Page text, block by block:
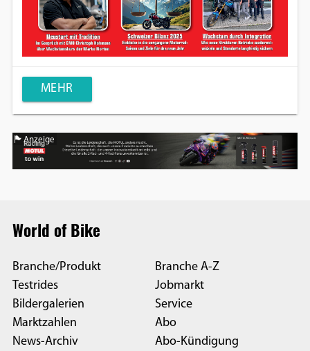
MEHR
Anzeige
World of Bike
Branche/Produkt
Testrides
Bildergalerien
Marktzahlen
News-Archiv
Branche A-Z
Jobmarkt
Service
Abo
Abo-Kündigung